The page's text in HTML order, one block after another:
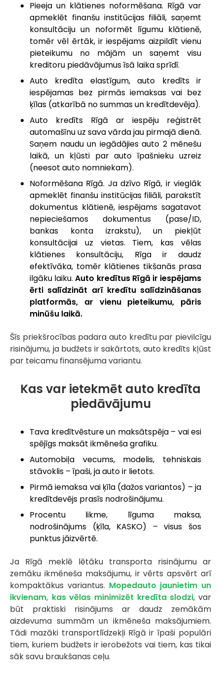
Pieeja un klātienes noformēšana. Rīgā var
apmeklēt finanšu institūcijas filiāli, saņemt
konsultāciju un noformēt līgumu klātienē,
tomēr vēl ērtāk, ir iespējams aizpildīt vienu
pieteikumu no mājām un saņemt visu
kreditoru piedāvājumus īsā laika sprīdī.
Auto kredīta elastīgum, auto kredīts ir
iespējamas bez pirmās iemaksas vai bez
ķīlas (atkarībā no summas un kredītdevēja).
Auto kredīts Rīgā ar iespēju reģistrēt
automašīnu uz sava vārda jau pirmajā dienā.
Saņem naudu un iegādājies auto 2 mēnešu
laikā, un kļūsti par auto īpašnieku uzreiz
(neesot auto nomniekam).
Noformēšana Rīgā. Ja dzīvo Rīgā, ir vieglāk
apmeklēt finanšu institūcijas filiāli, parakstīt
dokumentus klātienē, iespējams sagatavot
nepieciešamos dokumentus (pase/ID,
bankas konta izrakstu), un piekļūt
konsultācijai uz vietas. Tiem, kas vēlas
klātienes konsultāciju, Rīga ir daudz
efektīvāka, tomēr klātienes tikšanās prasa
ilgāku laiku.Auto kredītus Rīgā ir iespējams
ērti salīdzināt arī kredītu salīdzināšanas
platformās, ar vienu pieteikumu, pāris
minūšu laikā.
Šīs priekšrocības padara auto kredītu par pievilcīgu
risinājumu, ja budžets ir sakārtots, auto kredīts kļūst
par teicamu finansējuma variantu.
Kas var ietekmēt auto kredīta
piedāvājumu
Tava kredītvēsture un maksātspēja – vai esi
spējīgs maksāt ikmēneša grafiku.
Automobiļa vecums, modelis, tehniskais
stāvoklis – īpaši, ja auto ir lietots.
Pirmā iemaksa vai ķīla (dažos variantos) – ja
kredītdevējs prasīs nodrošinājumu.
Procentu likme, līguma maksa,
nodrošinājums (ķīla, KASKO) – visus šos
punktus jāizvērtē.
Ja Rīgā meklē lētāku transporta risinājumu ar
zemāku ikmēneša maksājumu, ir vērts apsvērt arī
kompaktākus variantus. Mopedauto jaunietim un
ikvienam, kas vēlas minimizēt kredīta slodzi, var
būt praktiski risinājums ar daudz zemākām
aizdevuma summām un ikmēneša maksājumiem.
Tādi mazāki transportlīdzekļi Rīgā ir īpaši populāri
tiem, kuriem budžets ir ierobežots vai tiem, kas tikai
sāk savu braukšanas ceļu.